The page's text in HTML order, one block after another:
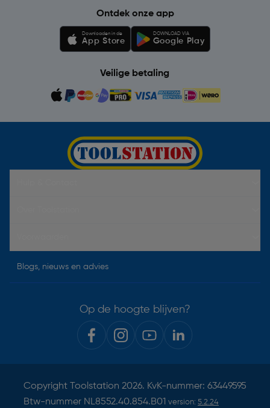
Ontdek onze app
Downloaden in de
App Store
DOWNLOAD VIA
Google Play
Veilige betaling
Blogs, nieuws en advies
Op de hoogte blijven?
Copyright Toolstation 2026. KvK-nummer: 63449595
Btw-nummer NL8552.40.854.B01 version: 5.2.24